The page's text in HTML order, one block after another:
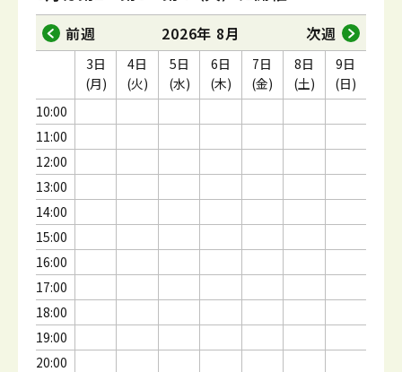
前週 2026年 8月 次週
10:00
11:00
12:00
13:00
14:00
15:00
16:00
17:00
18:00
19:00
20:00
3日
(月)
4日
(火)
5日
(水)
6日
(木)
7日
(金)
8日
(土)
9日
(日)